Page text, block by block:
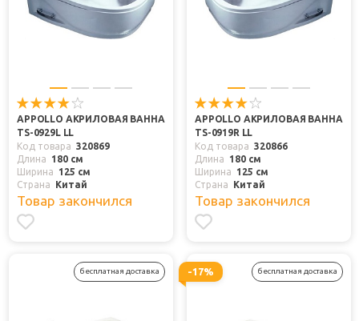
APPOLLO АКРИЛОВАЯ ВАННА
TS-0929L LL
Код товара 320869
Длина
180 см
Ширина
125 см
Страна
Китай
Товар закончился
APPOLLO АКРИЛОВАЯ ВАННА
TS-0919R LL
Код товара 320866
Длина
180 см
Ширина
125 см
Страна
Китай
Товар закончился
бесплатная доставка -17% бесплатная доставка